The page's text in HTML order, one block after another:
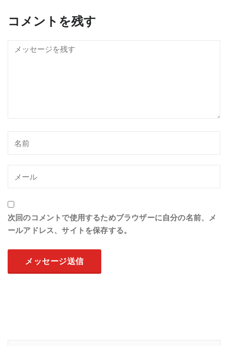
コメントを残す
次回のコメントで使用するためブラウザーに自分の名前、メ
ールアドレス、サイトを保存する。